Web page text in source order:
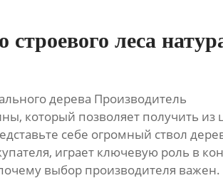
леса
дерева Производитель
который позволяет получить
себе огромный ствол
играет ключевую роль в
выбор производителя важен.